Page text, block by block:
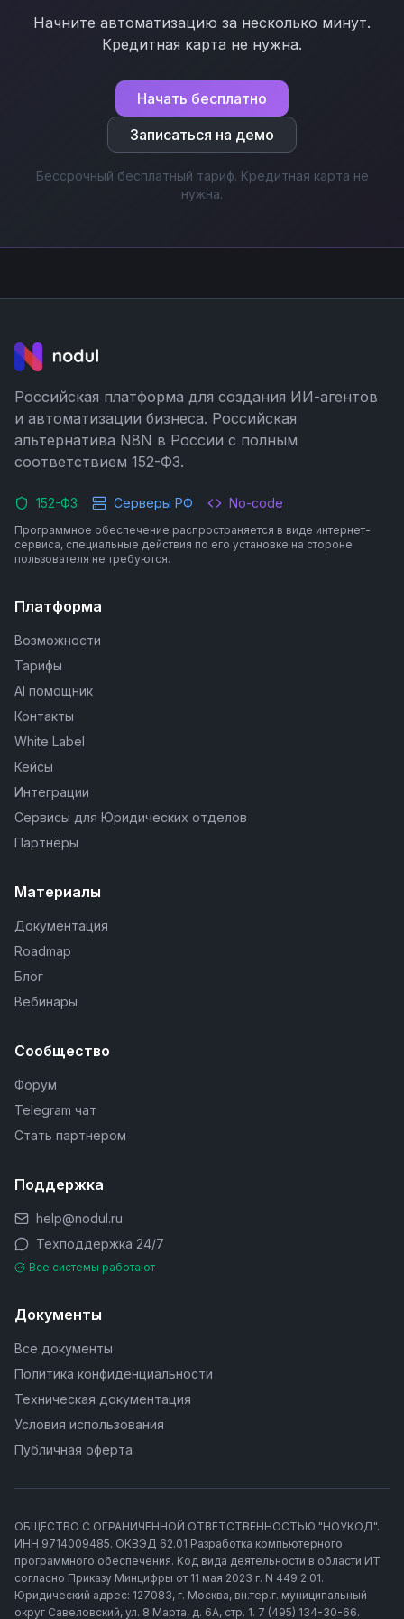
Начните автоматизацию за несколько минут.
Кредитная карта не нужна.
Начать бесплатно
Записаться на демо
Бессрочный бесплатный тариф. Кредитная карта не
нужна.
Российская платформа для создания ИИ-агентов
и автоматизации бизнеса. Российская
альтернатива N8N в России с полным
соответствием 152-ФЗ.
152-ФЗ Серверы РФ No-code
Программное обеспечение распространяется в виде интернет-
сервиса, специальные действия по его установке на стороне
пользователя не требуются.
Платформа
Возможности
Тарифы
AI помощник
Контакты
White Label
Кейсы
Интеграции
Сервисы для Юридических отделов
Партнёры
Материалы
Документация
Roadmap
Блог
Вебинары
Сообщество
Форум
Telegram чат
Стать партнером
Поддержка
help@nodul.ru
Техподдержка 24/7
Все системы работают
Документы
Все документы
Политика конфиденциальности
Техническая документация
Условия использования
Публичная оферта
ОБЩЕСТВО С ОГРАНИЧЕННОЙ ОТВЕТСТВЕННОСТЬЮ "НОУКОД".
ИНН 9714009485. ОКВЭД 62.01 Разработка компьютерного
программного обеспечения. Код вида деятельности в области ИТ
согласно Приказу Минцифры от 11 мая 2023 г. N 449 2.01.
Юридический адрес: 127083, г. Москва, вн.тер.г. муниципальный
округ Савеловский, ул. 8 Марта, д. 6А, стр. 1. 7 (495) 134-30-66.